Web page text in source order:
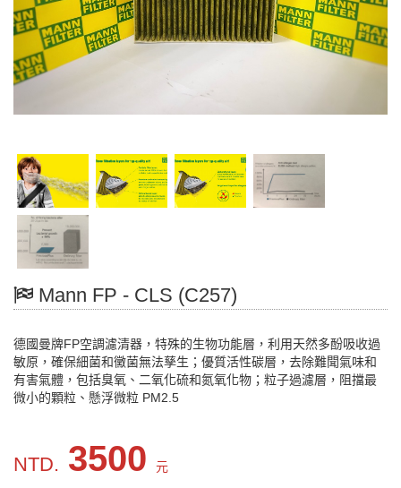
Mann FP - CLS (C257)
德國曼牌FP空調濾清器，特殊的生物功能層，利用天然多酚吸收過
敏原，確保細菌和黴菌無法孳生；優質活性碳層，去除難聞氣味和
有害氣體，包括臭氧、二氧化硫和氮氧化物；粒子過濾層，阻擋最
微小的顆粒、懸浮微粒 PM2.5
NTD. 3500 元